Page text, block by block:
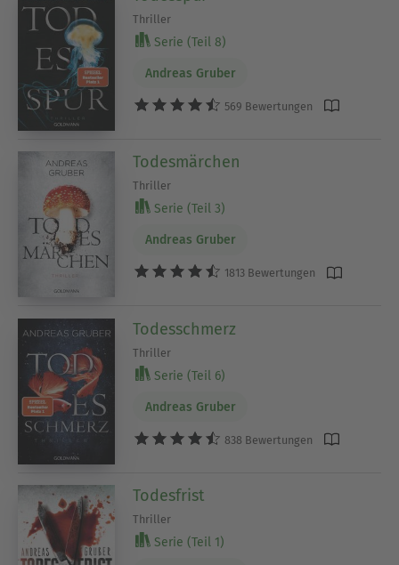
Thriller
Serie (Teil 8)
Andreas Gruber
569 Bewertungen
Todesmärchen
Thriller
Serie (Teil 3)
Andreas Gruber
1813 Bewertungen
Todesschmerz
Thriller
Serie (Teil 6)
Andreas Gruber
838 Bewertungen
Todesfrist
Thriller
Serie (Teil 1)